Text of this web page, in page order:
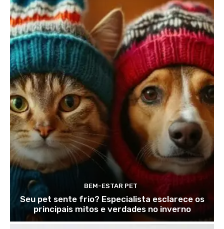
BEM-ESTAR PET
Seu pet sente frio? Especialista esclarece os
principais mitos e verdades no inverno